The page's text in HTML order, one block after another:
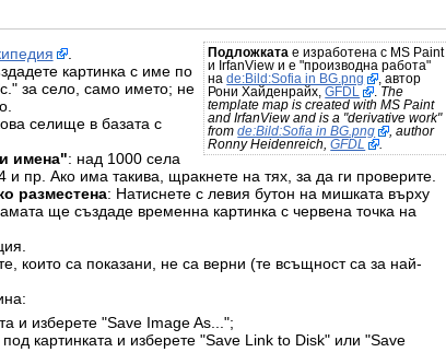
Подложката е изработена с MS Paint
и IrfanView и е "производна работа"
наde:Bild:Sofia in BG.png
, автор
Рони Хайденрайх,GFDL
The
template map is created with MS Paint
and IrfanView and is a "derivative work"
fromde:Bild:Sofia in BG.png
, author
Ronny Heidenreich,GFDL
.
картинка с име по
за село, само името; не
селище в базата с
имена": над 1000 села
пр. Ако има такива, щракнете на тях, за да ги проверите.
разместена: Натиснете с левия бутон на мишката върху
ще създаде временна картинка с червена точка на
които са показани, не са верни (те всъщност са за най-
и изберете "Save Image As...";
картинката и изберете "Save Link to Disk" или "Save